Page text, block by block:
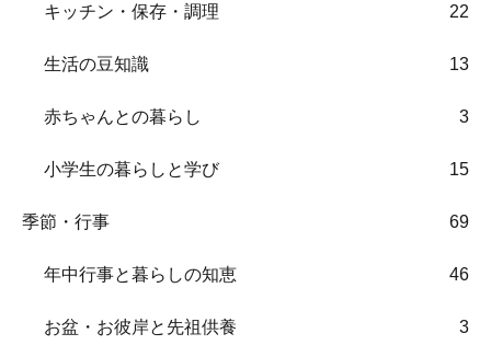
キッチン・保存・調理 22
生活の豆知識 13
赤ちゃんとの暮らし 3
小学生の暮らしと学び 15
季節・行事 69
年中行事と暮らしの知恵 46
お盆・お彼岸と先祖供養 3